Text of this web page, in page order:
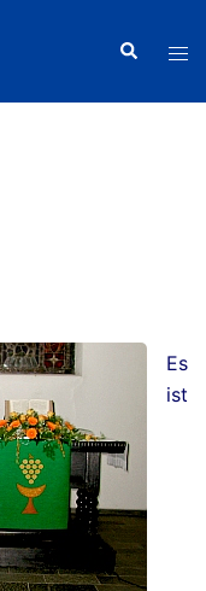
Search
Es
ist